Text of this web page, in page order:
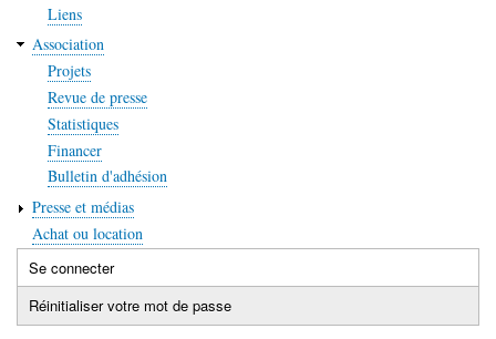
Liens
Association
Projets
Revue de presse
Statistiques
Financer
Bulletin d'adhésion
Presse et médias
Achat ou location
Onglets
principaux
Se connecter(onglet
actif)
Réinitialiser votre mot de passe